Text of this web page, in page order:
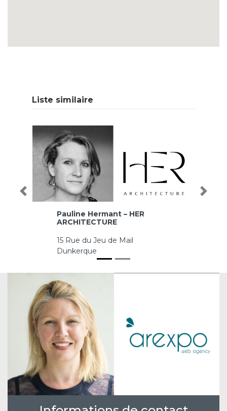
Liste similaire
Pauline Hermant – HER
ARCHITECTURE
15 Rue du Jeu de Mail
Dunkerque
Précédent